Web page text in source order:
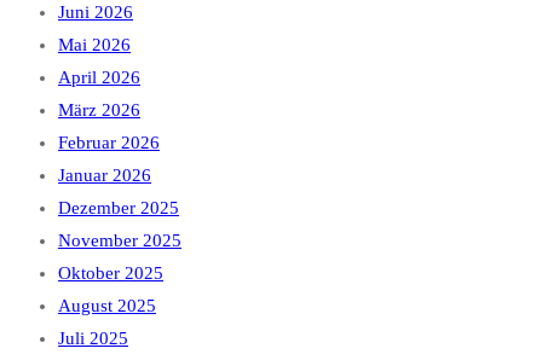
Juni 2026
Mai 2026
April 2026
März 2026
Februar 2026
Januar 2026
Dezember 2025
November 2025
Oktober 2025
August 2025
Juli 2025